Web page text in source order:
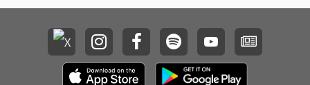
体制で活動をしている
baneの心情的な紆余曲
折と、その先の決意を
描く楽曲だ。
体制で活動をしている
baneの心情的な紆余曲
折と、その先の決意を
描く楽曲だ。